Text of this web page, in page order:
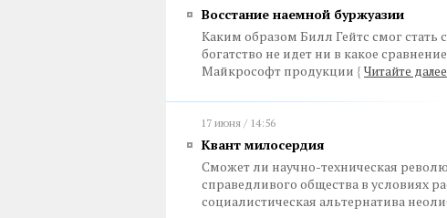
Восстание наемной буржуазии
Каким образом Билл Гейтс смог
богатство не идет ни в какое
Майкрософт продукции { Читайте далее
17 июня / 14:56
Квант милосердия
Сможет ли научно-техническая
справедливого общества в условиях
социалистическая альтернатива